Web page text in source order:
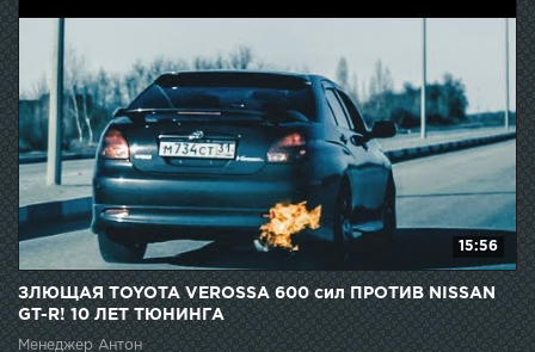
15:56
ЗЛЮЩАЯ TOYOTA VEROSSA 600 сил ПРОТИВ NISSAN
GT-R! 10 ЛЕТ ТЮНИНГА
Менеджер Антон